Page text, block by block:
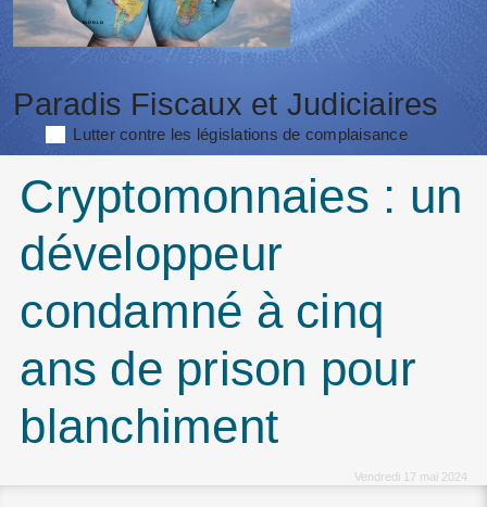
Paradis Fiscaux et Judiciaires
Lutter contre les législations de complaisance
Cryptomonnaies : un
développeur
condamné à cinq
ans de prison pour
blanchiment
Vendredi 17 mai 2024